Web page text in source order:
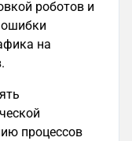
роботов и
ошибки
на
процессов